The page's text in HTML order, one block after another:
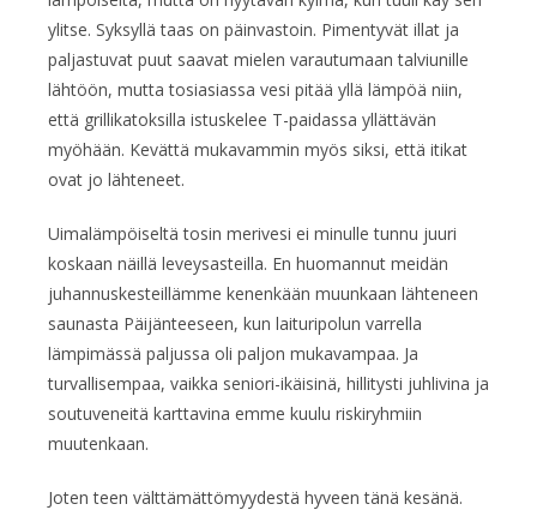
ylitse. Syksyllä taas on päinvastoin. Pimentyvät illat ja
paljastuvat puut saavat mielen varautumaan talviunille
lähtöön, mutta tosiasiassa vesi pitää yllä lämpöä niin,
että grillikatoksilla istuskelee T-paidassa yllättävän
myöhään. Kevättä mukavammin myös siksi, että itikat
ovat jo lähteneet.
Uimalämpöiseltä tosin merivesi ei minulle tunnu juuri
koskaan näillä leveysasteilla. En huomannut meidän
juhannuskesteillämme kenenkään muunkaan lähteneen
saunasta Päijänteeseen, kun laituripolun varrella
lämpimässä paljussa oli paljon mukavampaa. Ja
turvallisempaa, vaikka seniori-ikäisinä, hillitysti juhlivina ja
soutuveneitä karttavina emme kuulu riskiryhmiin
muutenkaan.
Joten teen välttämättömyydestä hyveen tänä kesänä.